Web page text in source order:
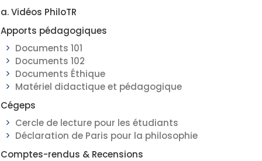
a. Vidéos PhiloTR
Apports pédagogiques
Documents 101
Documents 102
Documents Éthique
Matériel didactique et pédagogique
Cégeps
Cercle de lecture pour les étudiants
Déclaration de Paris pour la philosophie
Comptes-rendus & Recensions